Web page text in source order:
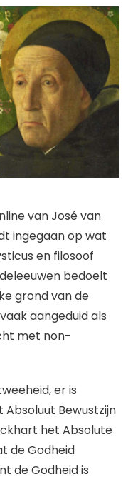
van José van
ingegaan op wat
en filosoof
bedoelt
grond van de
aangeduid als
met non-
er is
Bewustzijn
het Absolute
de Godheid
de Godheid is